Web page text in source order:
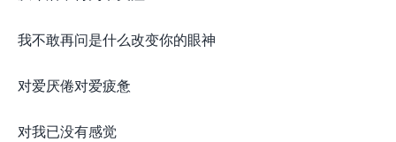
我不敢再问是什么改变你的眼神
对爱厌倦对爱疲惫
对我已没有感觉